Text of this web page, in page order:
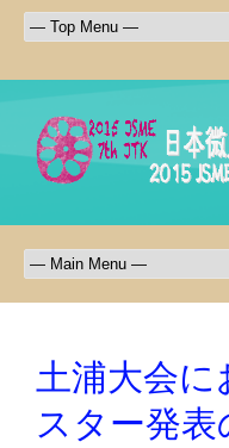
土浦大会
スター発